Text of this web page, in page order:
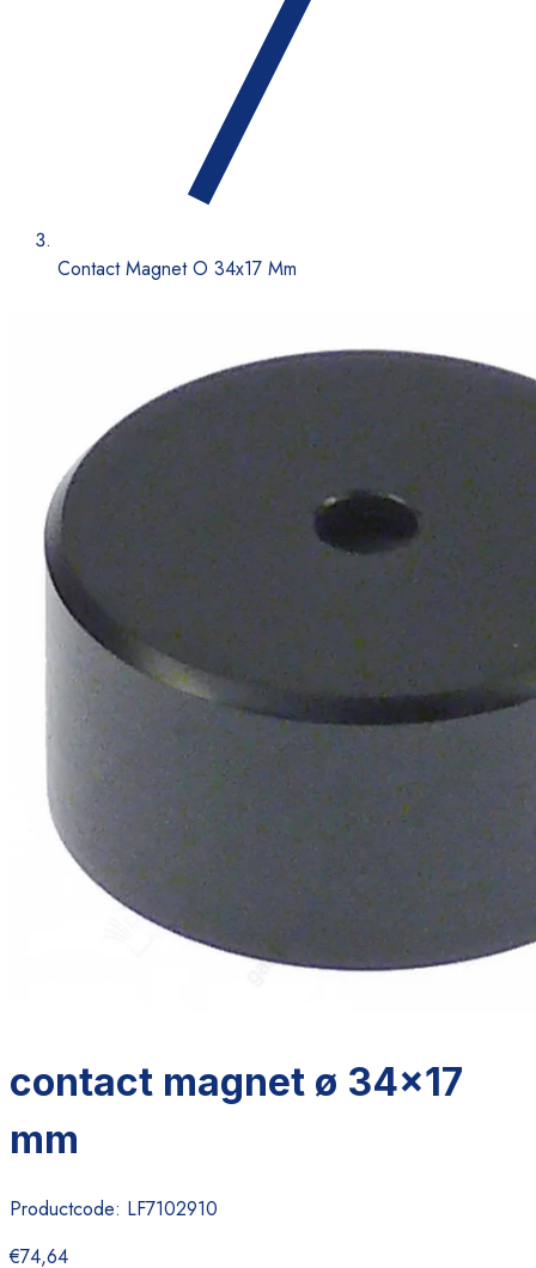
Contact Magnet O 34x17 Mm
contact magnet ø 34x17
mm
Productcode: LF7102910
€74,64